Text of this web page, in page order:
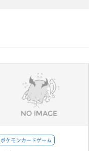
ポケモンカードゲーム